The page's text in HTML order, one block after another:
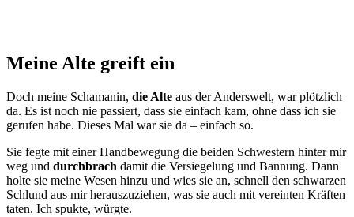
Meine Alte greift ein
Doch meine Schamanin, die Alte aus der Anderswelt, war plötzlich
da. Es ist noch nie passiert, dass sie einfach kam, ohne dass ich sie
gerufen habe. Dieses Mal war sie da – einfach so.
Sie fegte mit einer Handbewegung die beiden Schwestern hinter mir
weg und durchbrach damit die Versiegelung und Bannung. Dann
holte sie meine Wesen hinzu und wies sie an, schnell den schwarzen
Schlund aus mir herauszuziehen, was sie auch mit vereinten Kräften
taten. Ich spukte, würgte.